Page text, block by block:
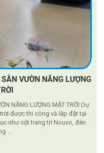
VƯỜN NĂNG LƯỢNG
NĂNG LƯỢNG MẶT TRỜI Dự
được thi công và lắp đặt tại
như cột trang trí Nouvo, đèn
...